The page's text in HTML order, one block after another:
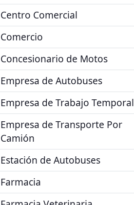
Centro Comercial
Comercio
Concesionario de Motos
Empresa de Autobuses
Empresa de Trabajo Temporal
Empresa de Transporte Por
Camión
Estación de Autobuses
Farmacia